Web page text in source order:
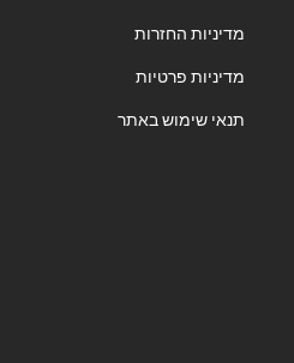
מדיניות החזרות
מדיניות פרטיות
תנאי שימוש באתר